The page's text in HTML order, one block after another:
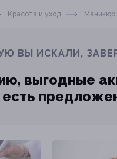
Красота и уход
ВЫ ИСКАЛИ,
выгодные